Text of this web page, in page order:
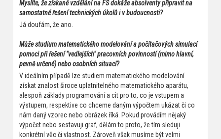
Myslíte, že získané vzdělání na FS dokáže absolventy připravit na
samostatné řešení technických úkolů i v budoucnosti?
Já doufám, že ano.
Může studium matematického modelování a počítačových simulací
pomoci při řešení "vedlejších" pracovních povinností (mimo hlavní,
pevně určené) nebo osobních situací?
V ideálním případě lze studiem matematického modelování
získat znalost široce uplatnitelného matematického aparátu,
alespoň základy programování a cit pro to, co je vstupem a
výstupem, respektive co chceme daným výpočtem ukázat či co
nám daný vzorec nebo obrázek říká. Pokud provádím nějaký
výpočet nebo sestavuji graf, dělám to proto, že tím sleduji
konkrétní věc či vlastnost. Zároveň však musíme být velmi